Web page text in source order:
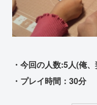
・今回の人数:5人(俺
・プレイ時間：30分